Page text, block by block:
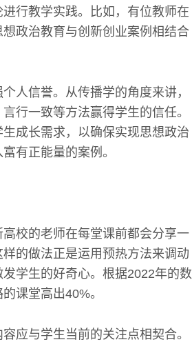
行教学实践。比如，有位教师在
政治教育与创新创业案例相结合
人信誉。从传播学的角度来讲，
行一致等方法赢得学生的信任。
成长需求，以确保实现思想政治
有正能量的案例。
校的老师在每堂课前都会分享一
的做法正是运用预热方法来调动
学生的好奇心。根据2022年的数
课堂高出40%。
应与学生当前的关注点相契合。